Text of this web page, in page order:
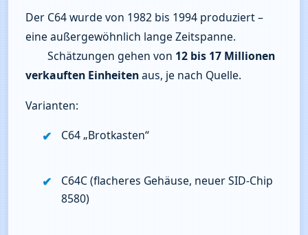
Der C64 wurde von 1982 bis 1994 produziert –
eine außergewöhnlich lange Zeitspanne.
        Schätzungen gehen von
12 bis 17 Millionen
verkauften Einheiten aus, je nach Quelle.
Varianten:
C64 „Brotkasten“
C64C (flacheres Gehäuse, neuer SID‑Chip
8580)